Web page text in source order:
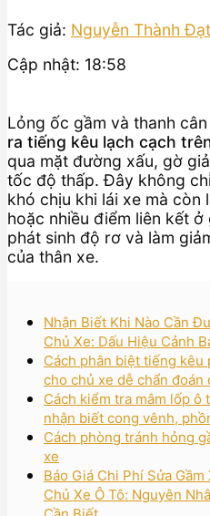
Tác giả: Nguyễn Thành Đạt
Cập nhật: 18:58
Lỏng ốc gầm và thanh
ra tiếng kêu lạch cạch
qua mặt đường xấu, gờ
tốc độ thấp. Đây không
khó chịu khi lái xe mà còn
hoặc nhiều điểm liên kết
phát sinh độ rơ và làm
của thân xe.
Nhận Biết Khi Nào Cần
Chủ Xe: Dấu Hiệu Cảnh
Cách phân biệt tiếng kêu
cho chủ xe dễ chẩn đoán
Cách kiểm tra mâm lốp ô
nhận biết cong vênh,
Cách phòng tránh hỏng
xe
Báo Giá Chi Phí Sửa
Chủ Xe Ô Tô: Nguyên